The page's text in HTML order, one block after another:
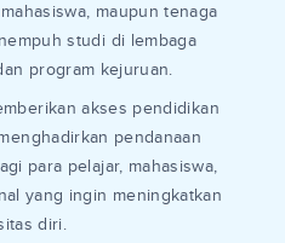
maupun tenaga
studi di lembaga
program kejuruan.
akses pendidikan
pendanaan
para pelajar, mahasiswa,
yang ingin meningkatkan
diri.